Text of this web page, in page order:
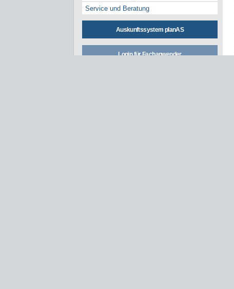
Service und Beratung
Auskunftssystem planAS
Login für Fachanwender